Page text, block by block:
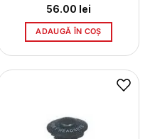
56.00 lei
ADAUGĂ ÎN COȘ